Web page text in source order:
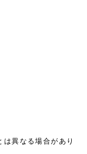
異なる場合があり